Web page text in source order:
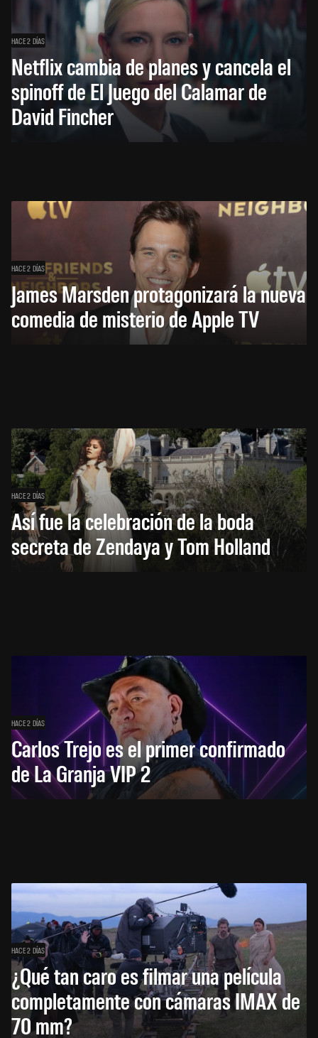
HACE 2 DÍAS
Netflix cambia de planes y cancela el
spinoff de El Juego del Calamar de
David Fincher
HACE 2 DÍAS
James Marsden protagonizará la nueva
comedia de misterio de Apple TV
HACE 2 DÍAS
Así fue la celebración de la boda
secreta de Zendaya y Tom Holland
HACE 2 DÍAS
Carlos Trejo es el primer confirmado
de La Granja VIP 2
HACE 2 DÍAS
¿Qué tan caro es filmar una película
completamente con cámaras IMAX de
70 mm?